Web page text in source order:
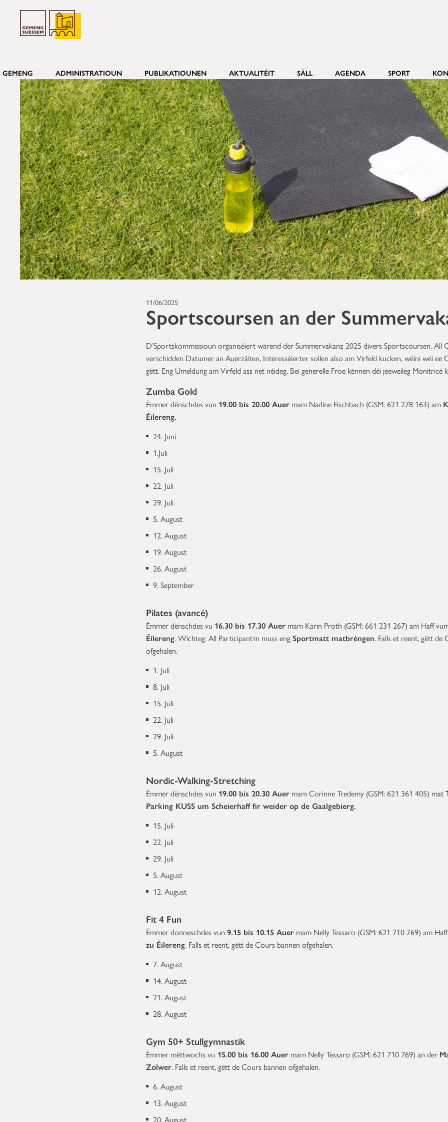
GEMENG ADMINISTRATIOUN PUBLIKATIOUNEN AKTUALITÉIT SÄLL AGENDA SPORT
11/06/2025
Sportscoursen an der
D’Sportskommissioun organiséiert wärend der Summervakanz 2025 divers Sportscoursen. All
verschidden Datumer an Auerzäiten, Interesséierter sollen also am Virfeld kucken, wéini wéi ee
gëtt. Eng Umeldung am Virfeld ass net néideg. Bei generelle Froe kënnen déi jeeweileg Monitricë
Zumba Gold
Ëmmer dënschdes vun 19.00 bis 20.00 Auer mam Nadine Fischbach (GSM:621 278 163) am
Éilereng.
24. Juni
1.Juli
15. Juli
22. Juli
29. Juli
5. August
12. August
19. August
26. August
9. September
Pilates (avancé)
Ëmmer dënschdes vu 16.30 bis 17.30 Auer mam Karin Proth (GSM:661 231 267) am Haff
Éilereng.Wichteg: All Participant·in muss engSportmatt matbréngen. Falls et reent, gëtt de
ofgehalen.
1. Juli
8. Juli
15. Juli
22. Juli
29. Juli
5. August
Nordic-Walking-Stretching
Ëmmer dënschdes vun 19.00 bis 20.30 Auer mam Corinne Tredemy (GSM:621 361 405) mat
Parking KUSS um Scheierhaff fir weider op de Gaalgebierg.
15. Juli
22. Juli
29. Juli
5. August
12. August
Fit 4 Fun
Ëmmer donneschdes vun 9.15 bis 10.15 Auer mam Nelly Tessaro (GSM: 621 710 769) am
zu Éilereng. Falls et reent, gëtt de Cours bannen ofgehalen.
7. August
14. August
21. August
28. August
Gym 50+ Stullgymnastik
Ëmmer mëttwochs vu 15.00 bis 16.00 Auer mam Nelly Tessaro (GSM: 621 710 769) an der
Zolwer. Falls et reent, gëtt de Cours bannen ofgehalen.
6. August
13. August
20. August